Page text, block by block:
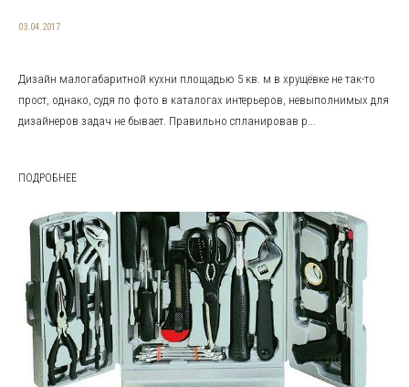
03.04.2017
Дизайн малогабаритной кухни площадью 5 кв. м в хрущёвке не так-то
прост, однако, судя по фото в каталогах интерьеров, невыполнимых для
дизайнеров задач не бывает. Правильно спланировав р...
ПОДРОБНЕЕ